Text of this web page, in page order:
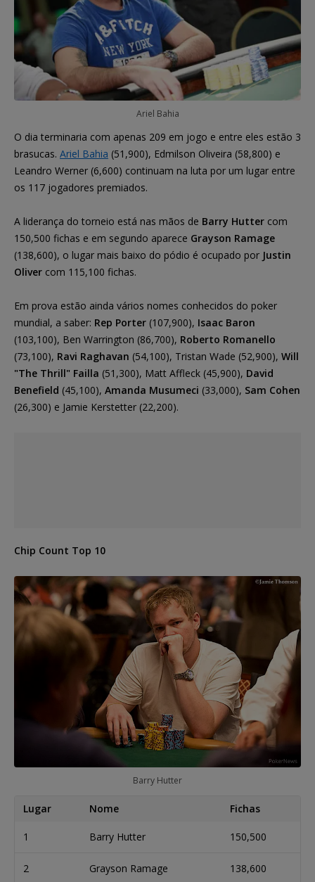
Ariel Bahia
O dia terminaria com apenas 209 em jogo e entre eles estão 3
brasucas. Ariel Bahia (51,900), Edmilson Oliveira (58,800) e
Leandro Werner (6,600) continuam na luta por um lugar entre
os 117 jogadores premiados.
A liderança do torneio está nas mãos de Barry Hutter com
150,500 fichas e em segundo aparece Grayson Ramage
(138,600), o lugar mais baixo do pódio é ocupado por Justin
Oliver com 115,100 fichas.
Em prova estão ainda vários nomes conhecidos do poker
mundial, a saber: Rep Porter (107,900), Isaac Baron
(103,100), Ben Warrington (86,700), Roberto Romanello
(73,100), Ravi Raghavan (54,100), Tristan Wade (52,900), Will
"The Thrill" Failla (51,300), Matt Affleck (45,900), David
Benefield (45,100), Amanda Musumeci (33,000), Sam Cohen
(26,300) e Jamie Kerstetter (22,200).
Chip Count Top 10
Barry Hutter
Lugar Nome Fichas
1 Barry Hutter 150,500
2 Grayson Ramage 138,600